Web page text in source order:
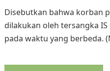
Disebutkan bahwa korban
dilakukan oleh tersangka
pada waktu yang berbeda.